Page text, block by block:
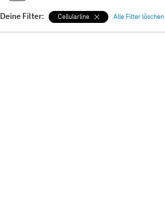
Deine Filter: Cellularline Alle Filter löschen